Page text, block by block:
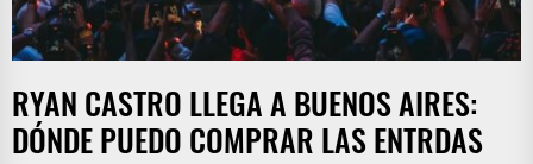
RYAN CASTRO LLEGA A BUENOS AIRES:
DÓNDE PUEDO COMPRAR LAS ENTRDAS